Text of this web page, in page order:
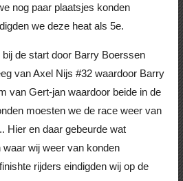
nog paar plaatsjes konden
we deze heat als 5e.
de start door Barry Boerssen
van Axel Nijs #32 waardoor Barry
van Gert-jan waardoor beide in de
moesten we de race weer van
Hier en daar gebeurde wat
wij weer van konden
rijders eindigden wij op de